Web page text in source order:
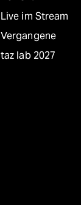
Live im Stream
Vergangene
taz lab 2027